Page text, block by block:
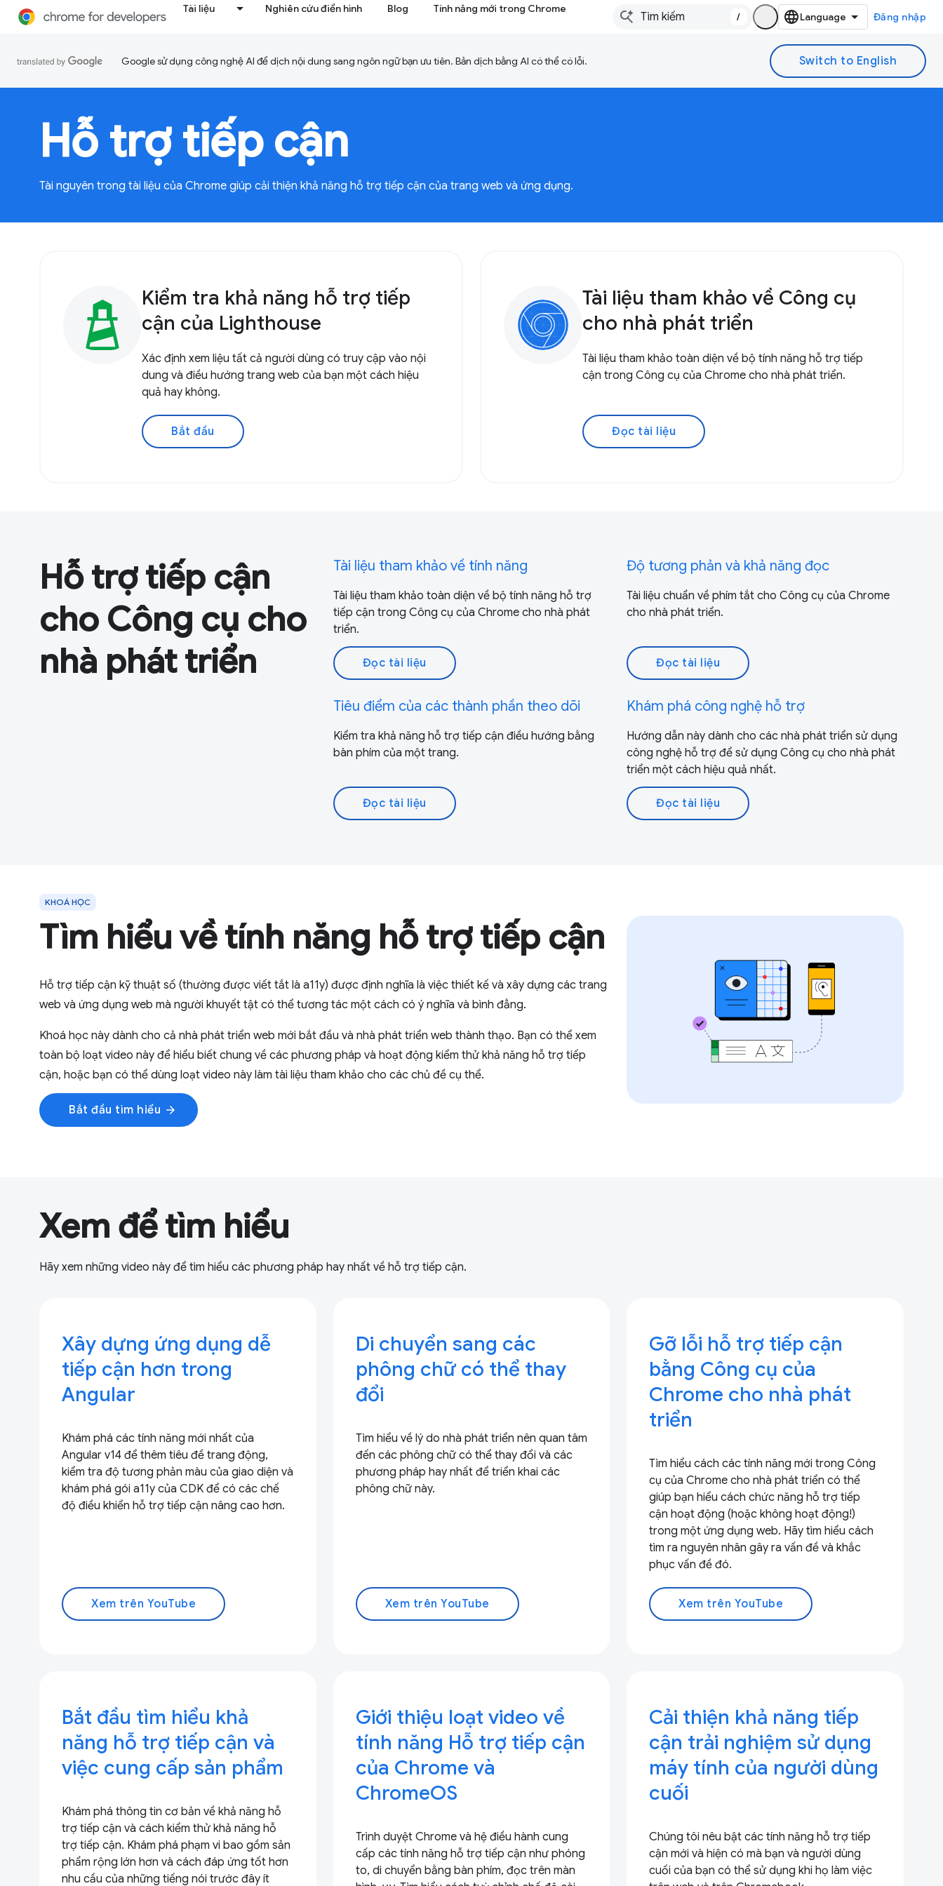
Tài liệu Nghiên cứu điển hình Blog Tính năng mới trong Chrome
/ Đăng nhập
Google sử dụng công nghệ AI để dịch nội dung sang ngôn ngữ bạn ưu tiên. Bản dịch bằng AI có thể có lỗi.
Hỗ trợ tiếp cận
Tài nguyên trong tài liệu của Chrome giúp cải thiện khả năng hỗ trợ tiếp cận của trang web và ứng dụng.
Kiểm tra khả năng hỗ trợ tiếp
cận của Lighthouse
Xác định xem liệu tất cả người dùng có truy cập vào nội
dung và điều hướng trang web của bạn một cách hiệu
quả hay không.
Bắt đầu
Tài liệu tham khảo về Công cụ
cho nhà phát triển
Tài liệu tham khảo toàn diện về bộ tính năng hỗ trợ tiếp
cận trong Công cụ của Chrome cho nhà phát triển.
Đọc tài liệu
Hỗ trợ tiếp cận
cho Công cụ cho
nhà phát triển
Tài liệu tham khảo về tính năng
Tài liệu tham khảo toàn diện về bộ tính năng hỗ trợ
tiếp cận trong Công cụ của Chrome cho nhà phát
triển.
Đọc tài liệu
Độ tương phản và khả năng đọc
Tài liệu chuẩn về phím tắt cho Công cụ của Chrome
cho nhà phát triển.
Đọc tài liệu
Tiêu điểm của các thành phần theo dõi
Kiểm tra khả năng hỗ trợ tiếp cận điều hướng bằng
bàn phím của một trang.
Đọc tài liệu
Khám phá công nghệ hỗ trợ
Hướng dẫn này dành cho các nhà phát triển sử dụng
công nghệ hỗ trợ để sử dụng Công cụ cho nhà phát
triển một cách hiệu quả nhất.
Đọc tài liệu
KHOÁ HỌC
Tìm hiểu về tính năng hỗ trợ tiếp cận
Hỗ trợ tiếp cận kỹ thuật số (thường được viết tắt là a11y) được định nghĩa là việc thiết kế và xây dựng các trang
web và ứng dụng web mà người khuyết tật có thể tương tác một cách có ý nghĩa và bình đẳng.
Khoá học này dành cho cả nhà phát triển web mới bắt đầu và nhà phát triển web thành thạo. Bạn có thể xem
toàn bộ loạt video này để hiểu biết chung về các phương pháp và hoạt động kiểm thử khả năng hỗ trợ tiếp
cận, hoặc bạn có thể dùng loạt video này làm tài liệu tham khảo cho các chủ đề cụ thể.
Bắt đầu tìm hiểu arrow_forward
Xem để tìm hiểu
Hãy xem những video này để tìm hiểu các phương pháp hay nhất về hỗ trợ tiếp cận.
Xây dựng ứng dụng dễ
tiếp cận hơn trong
Angular
Khám phá các tính năng mới nhất của
Angular v14 để thêm tiêu đề trang động,
kiểm tra độ tương phản màu của giao diện và
khám phá gói a11y của CDK để có các chế
độ điều khiển hỗ trợ tiếp cận nâng cao hơn.
Xem trên YouTube
Di chuyển sang các
phông chữ có thể thay
đổi
Tìm hiểu về lý do nhà phát triển nên quan tâm
đến các phông chữ có thể thay đổi và các
phương pháp hay nhất để triển khai các
phông chữ này.
Xem trên YouTube
Gỡ lỗi hỗ trợ tiếp cận
bằng Công cụ của
Chrome cho nhà phát
triển
Tìm hiểu cách các tính năng mới trong Công
cụ của Chrome cho nhà phát triển có thể
giúp bạn hiểu cách chức năng hỗ trợ tiếp
cận hoạt động (hoặc không hoạt động!)
trong một ứng dụng web. Hãy tìm hiểu cách
tìm ra nguyên nhân gây ra vấn đề và khắc
phục vấn đề đó.
Xem trên YouTube
Bắt đầu tìm hiểu khả
năng hỗ trợ tiếp cận và
việc cung cấp sản phẩm
Khám phá thông tin cơ bản về khả năng hỗ
trợ tiếp cận và cách kiểm thử khả năng hỗ
trợ tiếp cận. Khám phá phạm vi bao gồm sản
phẩm rộng lớn hơn và cách đáp ứng tốt hơn
nhu cầu của những tiếng nói trước đây ít
Giới thiệu loạt video về
tính năng Hỗ trợ tiếp cận
của Chrome và
ChromeOS
Trình duyệt Chrome và hệ điều hành cung
cấp các tính năng hỗ trợ tiếp cận như phóng
to, di chuyển bằng bàn phím, đọc trên màn
Cải thiện khả năng tiếp
cận trải nghiệm sử dụng
máy tính của người dùng
cuối
Chúng tôi nêu bật các tính năng hỗ trợ tiếp
cận mới và hiện có mà bạn và người dùng
cuối của bạn có thể sử dụng khi họ làm việc